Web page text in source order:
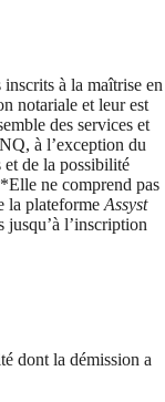
à la maîtrise en
notariale et leur est
des services et
à l’exception du
et de la possibilité
ne comprend pas
la plateforme Assyst
jusqu’à l’inscription
dont la démission a